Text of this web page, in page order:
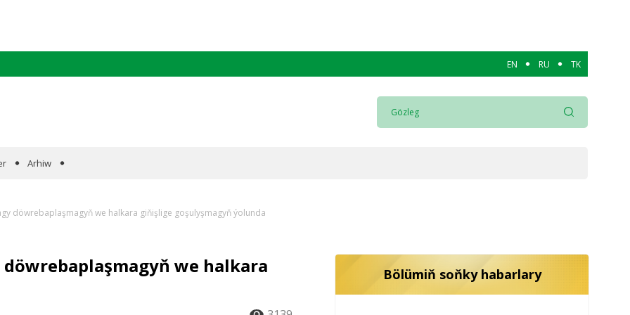
EN RU TK
Arhiw
döwrebaplaşmagyň we halkara giňişlige goşulyşmagyň ýolunda
we halkara
Bölümiň soňky habarlary